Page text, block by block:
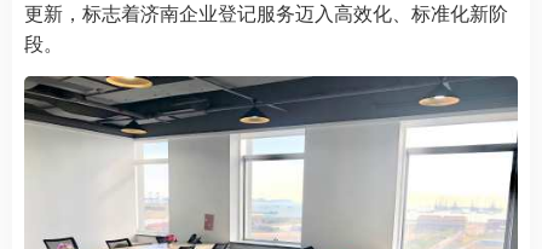
更新，标志着济南企业登记服务迈入高效化、标准化新阶
段。